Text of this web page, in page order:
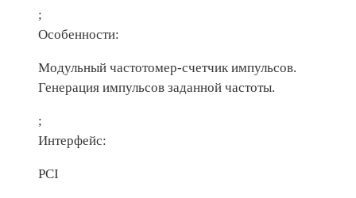
;
Особенности:
Модульный частотомер-счетчик импульсов.
Генерация импульсов заданной частоты.
;
Интерфейс:
PCI